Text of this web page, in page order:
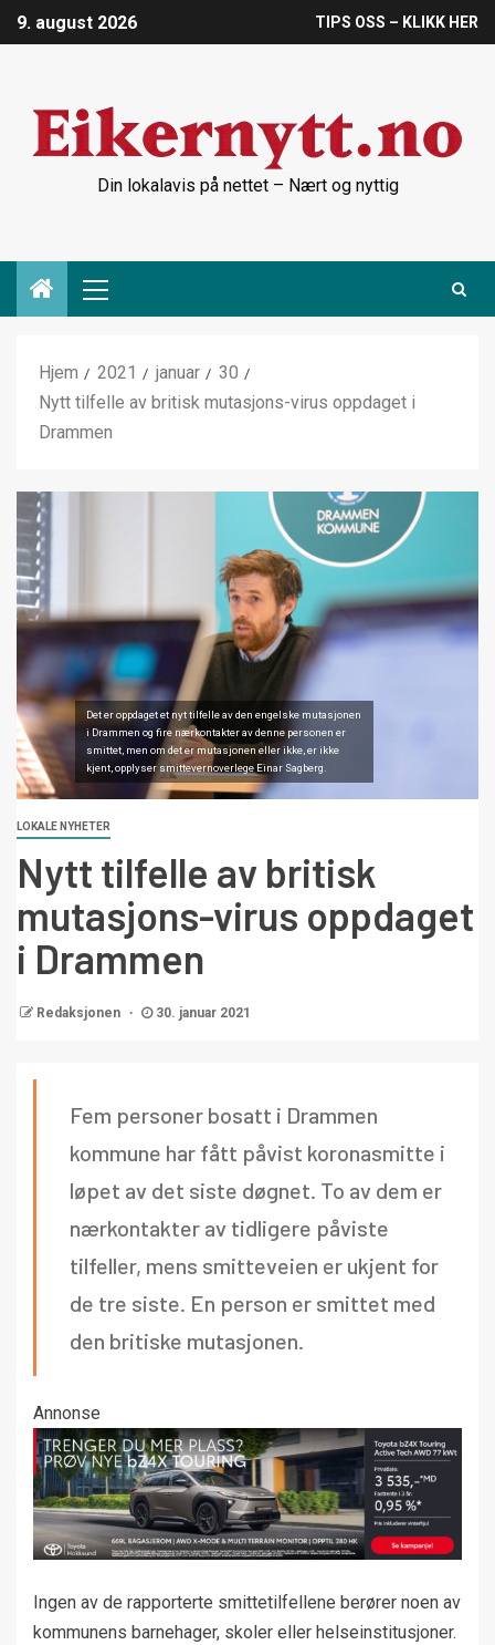
9. august 2026 TIPS OSS – KLIKK HER
Din lokalavis på nettet – Nært og nyttig
Hjem 2021 januar
30
Nytt tilfelle av britisk mutasjons-virus oppdaget i
Drammen
Det er oppdaget et nyt tilfelle av den engelske mutasjonen
i Drammen og fire nærkontakter av denne personen er
smittet, men om det er mutasjonen eller ikke, er ikke
kjent, opplyser smittevernoverlege Einar Sagberg.
LOKALE NYHETER
Nytt tilfelle av britisk
mutasjons-virus oppdaget
i Drammen
Redaksjonen 30. januar 2021
Fem personer bosatt i Drammen
kommune har fått påvist koronasmitte i
løpet av det siste døgnet. To av dem er
nærkontakter av tidligere påviste
tilfeller, mens smitteveien er ukjent for
de tre siste. En person er smittet med
den britiske mutasjonen.
Annonse
Ingen av de rapporterte smittetilfellene berører noen av
kommunens barnehager, skoler eller helseinstitusjoner.